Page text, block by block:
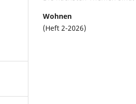
Wohnen
(Heft 2-2026)